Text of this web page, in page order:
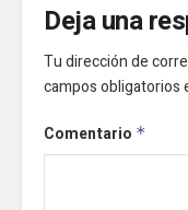
Deja una
Tu dirección de
campos obligatorios
Comentario *